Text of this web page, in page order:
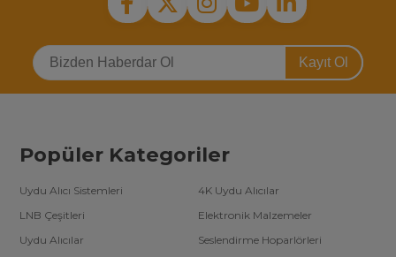
Kayıt Ol
Popüler Kategoriler
Uydu Alıcı Sistemleri
4K Uydu Alıcılar
LNB Çeşitleri
Elektronik Malzemeler
Uydu Alıcılar
Seslendirme Hoparlörleri